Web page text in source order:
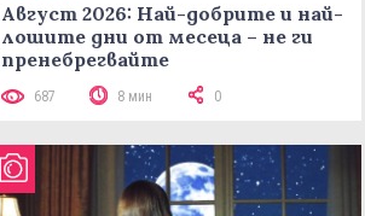
Август 2026: Най-добрите и най-
лошите дни от месеца – не ги
пренебрегвайте
687 8 мин 0